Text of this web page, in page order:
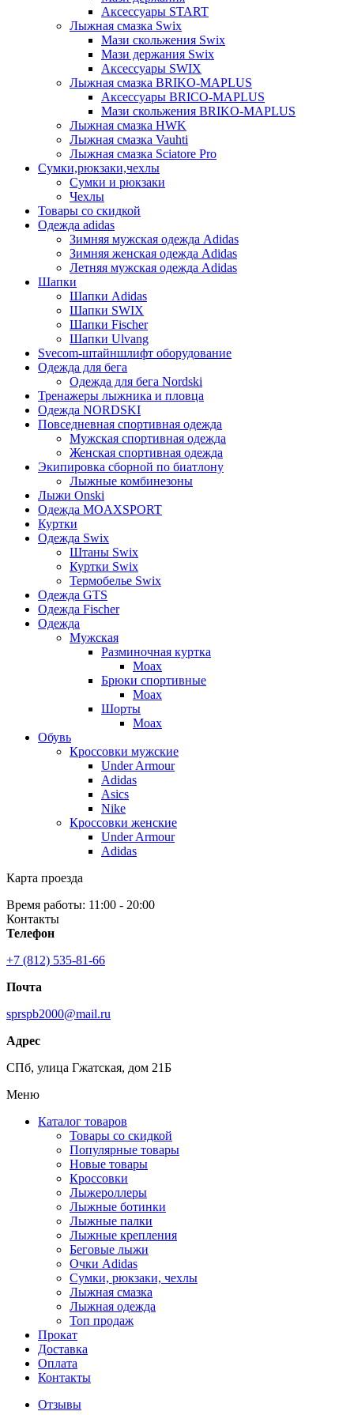
Аксессуары START
Лыжная смазка Swix
Мази скольжения Swix
Мази держания Swix
Аксессуары SWIX
Лыжная смазка BRIKO-MAPLUS
Аксессуары BRICO-MAPLUS
Мази скольжения BRIKO-MAPLUS
Лыжная смазка HWK
Лыжная смазка Vauhti
Лыжная смазка Sciatore Pro
Сумки,рюкзаки,чехлы
Сумки и рюкзаки
Чехлы
Товары со скидкой
Одежда adidas
Зимняя мужская одежда Adidas
Зимняя женская одежда Adidas
Летняя мужская одежда Adidas
Шапки
Шапки Adidas
Шапки SWIX
Шапки Fischer
Шапки Ulvang
Svecom-штайншлифт оборудование
Одежда для бега
Одежда для бега Nordski
Тренажеры лыжника и пловца
Одежда NORDSKI
Повседневная спортивная одежда
Мужская спортивная одежда
Женская спортивная одежда
Экипировка сборной по биатлону
Лыжные комбинезоны
Лыжи Onski
Одежда MOAXSPORT
Куртки
Одежда Swix
Штаны Swix
Куртки Swix
Термобелье Swix
Одежда GTS
Одежда Fischer
Одежда
Мужская
Разминочная куртка
Moax
Брюки спортивные
Moax
Шорты
Moax
Обувь
Кроссовки мужские
Under Armour
Adidas
Asics
Nike
Кроссовки женские
Under Armour
Adidas
Карта проезда
Время работы: 11:00 - 20:00
Контакты
Телефон
+7 (812) 535-81-66
Почта
sprspb2000@mail.ru
Адрес
СПб, улица Гжатская, дом 21Б
Меню
Каталог товаров
Товары со скидкой
Популярные товары
Новые товары
Кроссовки
Лыжероллеры
Лыжные ботинки
Лыжные палки
Лыжные крепления
Беговые лыжи
Очки Adidas
Сумки, рюкзаки, чехлы
Лыжная смазка
Лыжная одежда
Топ продаж
Прокат
Доставка
Оплата
Контакты
Отзывы